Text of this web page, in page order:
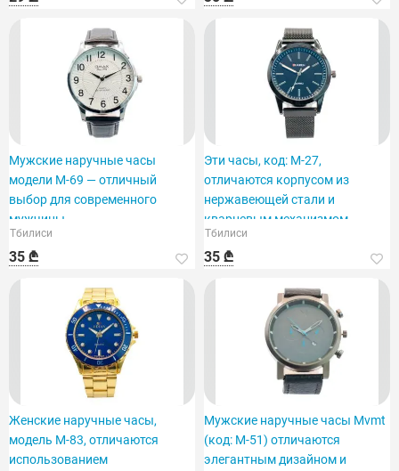
Мужские наручные часы
модели M-69 — отличный
выбор для современного
мужчины.
Тбилиси
35 ₾
Эти часы, код: M-27,
отличаются корпусом из
нержавеющей стали и
кварцевым механизмом.
Тбилиси
35 ₾
Женские наручные часы,
модель M-83, отличаются
использованием
Мужские наручные часы Mvmt
(код: M-51) отличаются
элегантным дизайном и